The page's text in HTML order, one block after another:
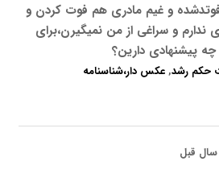
فوتدشده و غیم مادری هم فوت کردن و
ندارم و سراغی از من نمیگیرن،برای
پیشنهادی دارین؟
حکم رشد,عکس دار،شناسنامه